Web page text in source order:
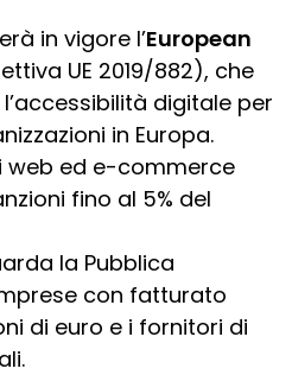
in vigore l’European
UE 2019/882), che
digitale per
in Europa.
web ed e-commerce
fino al 5% del
la Pubblica
con fatturato
di euro e i fornitori di